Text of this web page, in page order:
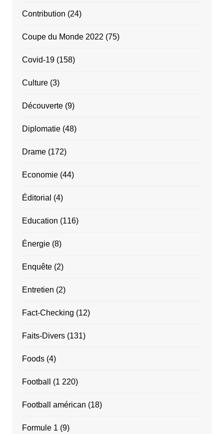
Contribution (24)
Coupe du Monde 2022 (75)
Covid-19(158)
Culture(3)
Découverte(9)
Diplomatie(48)
Drame(172)
Economie(44)
Éditorial (4)
Education (116)
Énergie(8)
Enquête(2)
Entretien (2)
Fact-Checking (12)
Faits-Divers(131)
Foods(4)
Football (1 220)
Football américan (18)
Formule 1 (9)